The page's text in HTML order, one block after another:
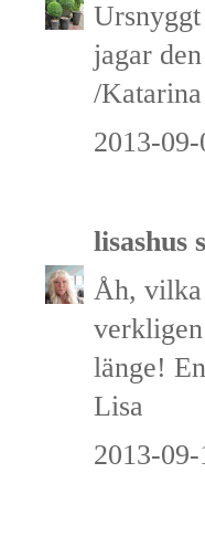
jagar
/Katarina
2013-
lisashus
Åh, vilka
länge!
Lisa
2013-